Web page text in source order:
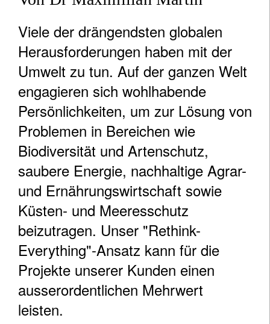
Viele der drängendsten globalen
Herausforderungen haben mit der
Umwelt zu tun. Auf der ganzen Welt
engagieren sich wohlhabende
Persönlichkeiten, um zur Lösung von
Problemen in Bereichen wie
Biodiversität und Artenschutz,
saubere Energie, nachhaltige Agrar-
und Ernährungswirtschaft sowie
Küsten- und Meeresschutz
beizutragen. Unser "Rethink-
Everything"-Ansatz kann für die
Projekte unserer Kunden einen
ausserordentlichen Mehrwert
leisten.